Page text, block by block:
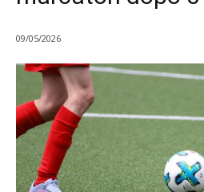
09/05/2026